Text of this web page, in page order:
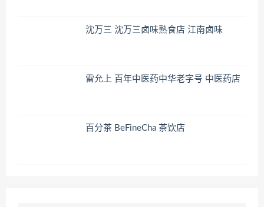
沈万三 沈万三卤味熟食店 江南卤味
雷允上 百年中医药中华老字号 中医药店
百分茶 BeFineCha 茶饮店